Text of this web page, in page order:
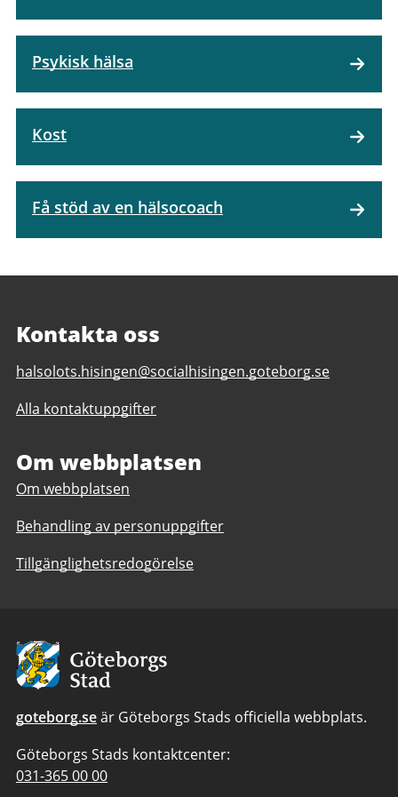
Psykisk hälsa
Kost
Få stöd av en hälsocoach
Kontakta oss
E-
till
Hisingen
halsolots.hisingen@socialhisingen.goteborg.se
Alla kontaktuppgifter
Om webbplatsen
Om webbplatsen
Behandling av personuppgifter
Tillgänglighetsredogörelse
Avsändare:
Göteborgs
Stad
goteborg.seär Göteborgs Stads officiella webbplats.
Göteborgs Stads kontaktcenter:
Telefonnummer
031-365 00 00